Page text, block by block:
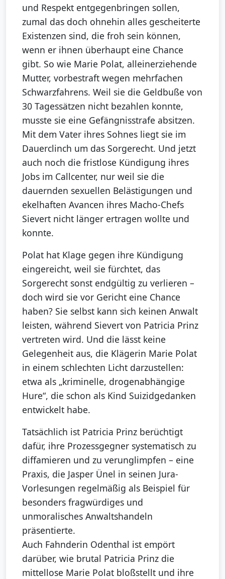
und Respekt entgegenbringen sollen,
zumal das doch ohnehin alles gescheiterte
Existenzen sind, die froh sein können,
wenn er ihnen überhaupt eine Chance
gibt. So wie Marie Polat, alleinerziehende
Mutter, vorbestraft wegen mehrfachen
Schwarzfahrens. Weil sie die Geldbuße von
30 Tagessätzen nicht bezahlen konnte,
musste sie eine Gefängnisstrafe absitzen.
Mit dem Vater ihres Sohnes liegt sie im
Dauerclinch um das Sorgerecht. Und jetzt
auch noch die fristlose Kündigung ihres
Jobs im Callcenter, nur weil sie die
dauernden sexuellen Belästigungen und
ekelhaften Avancen ihres Macho-Chefs
Sievert nicht länger ertragen wollte und
konnte.
Polat hat Klage gegen ihre Kündigung
eingereicht, weil sie fürchtet, das
Sorgerecht sonst endgültig zu verlieren –
doch wird sie vor Gericht eine Chance
haben? Sie selbst kann sich keinen Anwalt
leisten, während Sievert von Patricia Prinz
vertreten wird. Und die lässt keine
Gelegenheit aus, die Klägerin Marie Polat
in einem schlechten Licht darzustellen:
etwa als „kriminelle, drogenabhängige
Hure“, die schon als Kind Suizidgedanken
entwickelt habe.
Tatsächlich ist Patricia Prinz berüchtigt
dafür, ihre Prozessgegner systematisch zu
diffamieren und zu verunglimpfen – eine
Praxis, die Jasper Ünel in seinen Jura-
Vorlesungen regelmäßig als Beispiel für
besonders fragwürdiges und
unmoralisches Anwaltshandeln
präsentierte.
Auch Fahnderin Odenthal ist empört
darüber, wie brutal Patricia Prinz die
mittellose Marie Polat bloßstellt und ihre